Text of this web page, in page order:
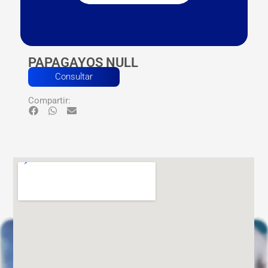
PAPAGAYOS NULL
Consultar
Compartir: